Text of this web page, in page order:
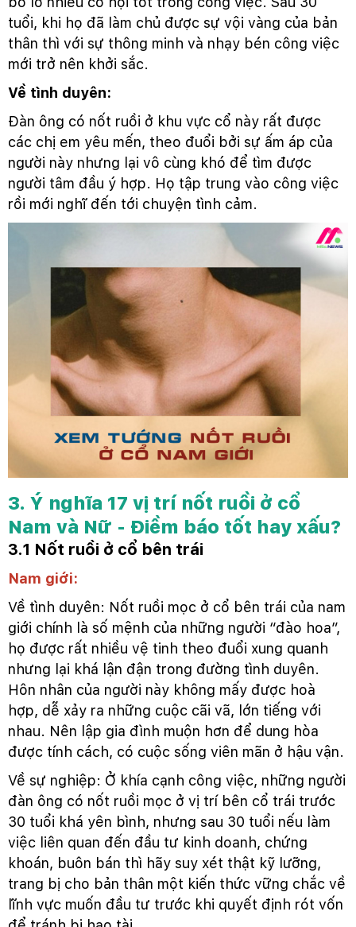
tuổi, khi họ đã làm chủ được sự vội vàng của bản
thân thì với sự thông minh và nhạy bén công việc
mới trở nên khởi sắc.
Về tình duyên:
Đàn ông có nốt ruồi ở khu vực cổ này rất được
các chị em yêu mến, theo đuổi bởi sự ấm áp của
người này nhưng lại vô cùng khó để tìm được
người tâm đầu ý hợp. Họ tập trung vào công việc
rồi mới nghĩ đến tới chuyện tình cảm.
3. Ý nghĩa 17 vị trí nốt ruồi ở cổ
Nam và Nữ - Điềm báo tốt hay xấu?
3.1 Nốt ruồi ở cổ bên trái
Nam giới:
Về tình duyên: Nốt ruồi mọc ở cổ bên trái của nam
giới chính là số mệnh của những người “đào hoa”,
họ được rất nhiều vệ tinh theo đuổi xung quanh
nhưng lại khá lận đận trong đường tình duyên.
Hôn nhân của người này không mấy được hoà
hợp, dễ xảy ra những cuộc cãi vã, lớn tiếng với
nhau. Nên lập gia đình muộn hơn để dung hòa
được tính cách, có cuộc sống viên mãn ở hậu vận.
Về sự nghiệp: Ở khía cạnh công việc, những người
đàn ông có nốt ruồi mọc ở vị trí bên cổ trái trước
30 tuổi khá yên bình, nhưng sau 30 tuổi nếu làm
việc liên quan đến đầu tư kinh doanh, chứng
khoán, buôn bán thì hãy suy xét thật kỹ lưỡng,
trang bị cho bản thân một kiến thức vững chắc về
lĩnh vực muốn đầu tư trước khi quyết định rót vốn